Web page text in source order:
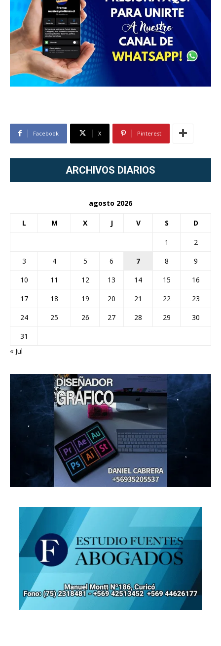
Facebook X Pinterest
ARCHIVOS DIARIOS
agosto 2026
L M X J V S D
1
2
3
4 5 6 7 8
9
10
11 12 13 14 15
16
17
18 19 20 21 22
23
24
25 26 27 28 29
30
31
« Jul